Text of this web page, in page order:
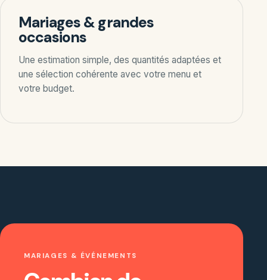
Mariages & grandes
occasions
Une estimation simple, des quantités adaptées et
une sélection cohérente avec votre menu et
votre budget.
MARIAGES & ÉVÉNEMENTS